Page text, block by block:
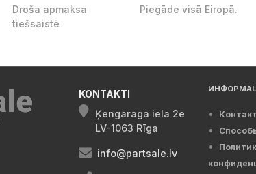
Droša apmaksa
tiešsaistē
Piegāde visā Eiropā.
KONTAKTI
Ķengaraga iela 2e
LV-1063 Rīga
info@partsale.lv